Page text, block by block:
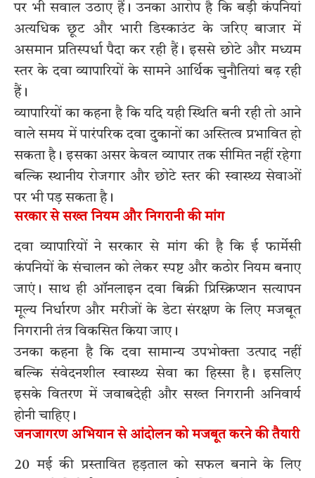
पर भी सवाल उठाए हैं। उनका आरोप है कि बड़ी कंपनियां
अत्यधिक छूट और भारी डिस्काउंट के जरिए बाजार में
असमान प्रतिस्पर्धा पैदा कर रही हैं। इससे छोटे और मध्यम
स्तर के दवा व्यापारियों के सामने आर्थिक चुनौतियां बढ़ रही
हैं।
व्यापारियों का कहना है कि यदि यही स्थिति बनी रही तो आने
वाले समय में पारंपरिक दवा दुकानों का अस्तित्व प्रभावित हो
सकता है। इसका असर केवल व्यापार तक सीमित नहीं रहेगा
बल्कि स्थानीय रोजगार और छोटे स्तर की स्वास्थ्य सेवाओं
पर भी पड़ सकता है।
सरकार से सख्त नियम और निगरानी की मांग
दवा व्यापारियों ने सरकार से मांग की है कि ई फार्मेसी
कंपनियों के संचालन को लेकर स्पष्ट और कठोर नियम बनाए
जाएं। साथ ही ऑनलाइन दवा बिक्री प्रिस्क्रिप्शन सत्यापन
मूल्य निर्धारण और मरीजों के डेटा संरक्षण के लिए मजबूत
निगरानी तंत्र विकसित किया जाए।
उनका कहना है कि दवा सामान्य उपभोक्ता उत्पाद नहीं
बल्कि संवेदनशील स्वास्थ्य सेवा का हिस्सा है। इसलिए
इसके वितरण में जवाबदेही और सख्त निगरानी अनिवार्य
होनी चाहिए।
जनजागरण अभियान से आंदोलन को मजबूत करने की तैयारी
20 मई की प्रस्तावित हड़ताल को सफल बनाने के लिए